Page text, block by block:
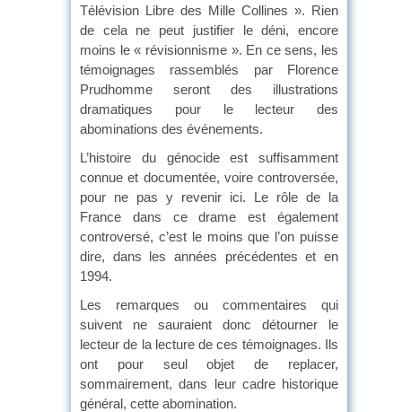
Télévision Libre des Mille Collines ». Rien
de cela ne peut justifier le déni, encore
moins le « révisionnisme ». En ce sens, les
témoignages rassemblés par Florence
Prudhomme seront des illustrations
dramatiques pour le lecteur des
abominations des événements.
L’histoire du génocide est suffisamment
connue et documentée, voire controversée,
pour ne pas y revenir ici. Le rôle de la
France dans ce drame est également
controversé, c’est le moins que l’on puisse
dire, dans les années précédentes et en
1994.
Les remarques ou commentaires qui
suivent ne sauraient donc détourner le
lecteur de la lecture de ces témoignages. Ils
ont pour seul objet de replacer,
sommairement, dans leur cadre historique
général, cette abomination.